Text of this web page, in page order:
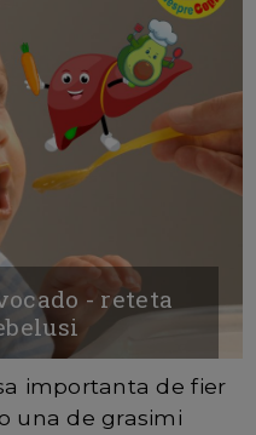
- reteta
importanta de fier
una de grasimi